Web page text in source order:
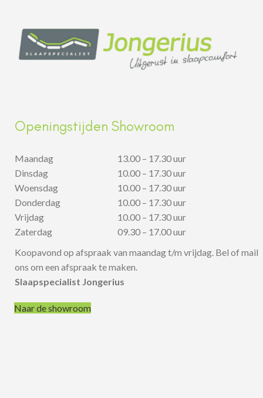
Openingstijden Showroom
Maandag
Dinsdag
Woensdag
Donderdag
Vrijdag
Zaterdag
13.00 – 17.30 uur
10.00 – 17.30 uur
10.00 – 17.30 uur
10.00 – 17.30 uur
10.00 – 17.30 uur
09.30 – 17.00 uur
Koopavond op afspraak van maandag t/m vrijdag. Bel of mail
ons om een afspraak te maken.
Slaapspecialist Jongerius
Naar de showroom